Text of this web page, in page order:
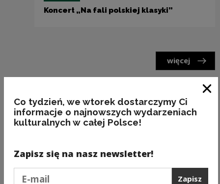
Koncert „Na fali polskiej klasyki”
więcej
Działania stypendystów
Co tydzień, we wtorek dostarczymy Ci
informacje o najnowszych wydarzeniach
kulturalnych w całej Polsce!
Zapisz się na nasz newsletter!
Zapisz